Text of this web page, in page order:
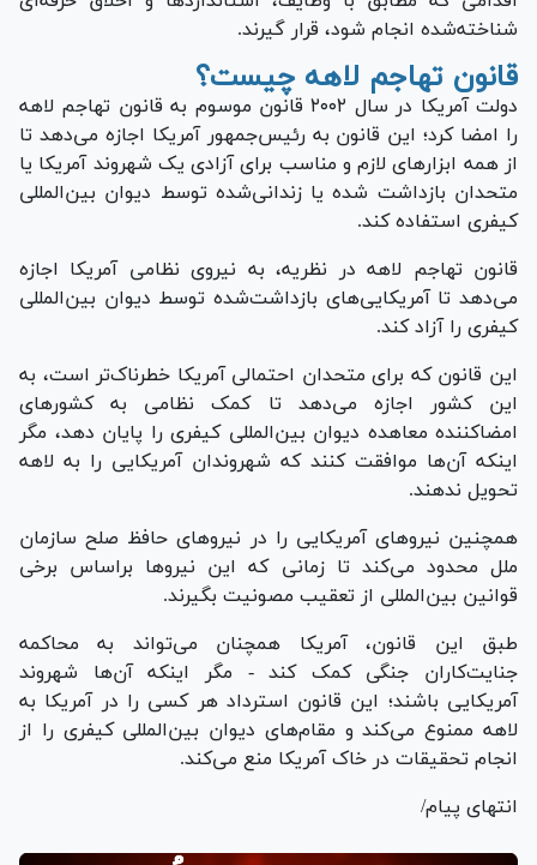
شناخته‌شده انجام شود، قرار گیرند.
قانون تهاجم لاهه چیست؟
دولت آمریکا در سال ۲۰۰۲ قانون موسوم به قانون تهاجم لاهه
را امضا کرد؛ این قانون به رئیس‌جمهور آمریکا اجازه می‌دهد تا
از همه ابزار‌های لازم و مناسب برای آزادی یک شهروند آمریکا یا
متحدان بازداشت شده یا زندانی‌شده توسط دیوان بین‌المللی
کیفری استفاده کند.
قانون تهاجم لاهه در نظریه، به نیروی نظامی آمریکا اجازه
می‌دهد تا آمریکایی‌های بازداشت‌شده توسط دیوان بین‌المللی
کیفری را آزاد کند.
این قانون که برای متحدان احتمالی آمریکا خطرناک‌تر است، به
این کشور اجازه می‌دهد تا کمک نظامی به کشور‌های
امضاکننده معاهده دیوان بین‌المللی کیفری را پایان دهد، مگر
اینکه آن‌ها موافقت کنند که شهروندان آمریکایی را به لاهه
تحویل ندهند.
همچنین نیرو‌های آمریکایی را در نیرو‌های حافظ صلح سازمان
ملل محدود می‌کند تا زمانی که این نیرو‌ها براساس برخی
قوانین بین‌المللی از تعقیب مصونیت بگیرند.
طبق این قانون، آمریکا همچنان می‌تواند به محاکمه
جنایت‌کاران جنگی کمک کند - مگر اینکه آن‌ها شهروند
آمریکایی باشند؛ این قانون استرداد هر کسی را در آمریکا به
لاهه ممنوع می‌کند و مقام‌های دیوان بین‌المللی کیفری را از
انجام تحقیقات در خاک آمریکا منع می‌کند.
انتهای پیام/